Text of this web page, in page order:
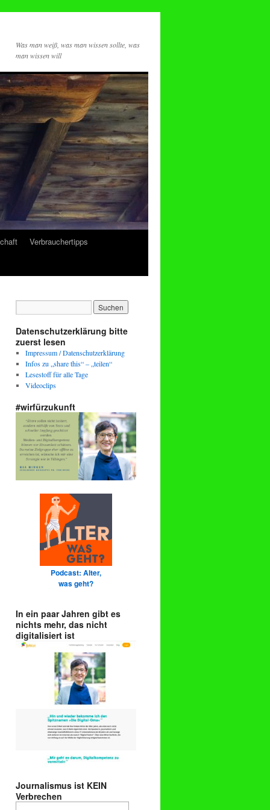
Was man weiß, was man wissen sollte, was
man wissen will
Verbrauchertipps
Datenschutzerklärung bitte
zuerst lesen
Impressum / Datenschutzerklärung
Infos zu „share this“ – „teilen“
Lesestoff für alle Tage
Videoclips
#wirfürzukunft
Podcast: Alter,
was geht?
In ein paar Jahren gibt es
nichts mehr, das nicht
digitalisiert ist
Journalismus ist KEIN
Verbrechen